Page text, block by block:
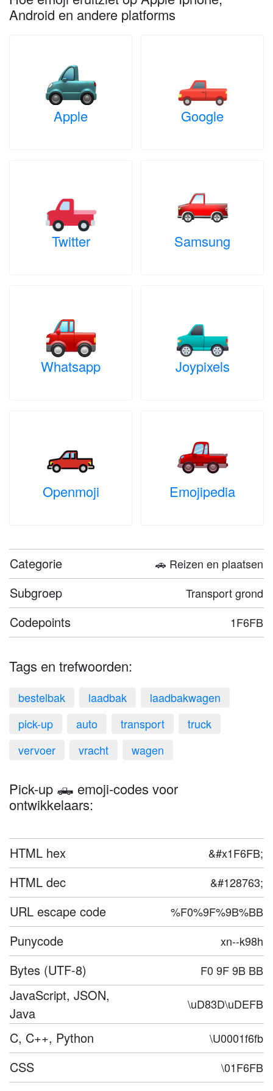
Android en andere platforms
Apple Google
Twitter Samsung
Whatsapp Joypixels
Openmoji Emojipedia
Categorie 🚗 Reizen en plaatsen
Subgroep Transport grond
Codepoints 1F6FB
Tags en trefwoorden:
bestelbak laadbak
laadbakwagen
pick-up
auto transport
truck
vervoer
vracht wagen
Pick-up 🛻 emoji-codes voor
ontwikkelaars:
HTML hex &#x1F6FB;
HTML dec &#128763;
URL escape code %F0%9F%9B%BB
Punycode xn--k98h
Bytes (UTF-8) F0 9F 9B BB
JavaScript, JSON,
Java
\uD83D\uDEFB
C, C++, Python \U0001f6fb
CSS \01F6FB